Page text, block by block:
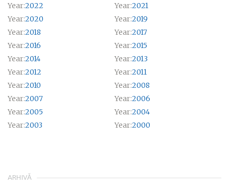
Year:2022 Year:2021
Year:2020 Year:2019
Year:2018 Year:2017
Year:2016 Year:2015
Year:2014 Year:2013
Year:2012 Year:2011
Year:2010 Year:2008
Year:2007 Year:2006
Year:2005 Year:2004
Year:2003 Year:2000
ARHIVĂ